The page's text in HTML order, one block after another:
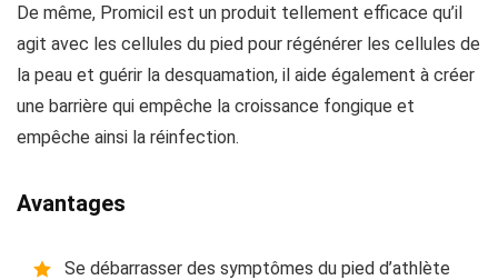
De même, Promicil est un produit tellement efficace qu’il
agit avec les cellules du pied pour régénérer les cellules de
la peau et guérir la desquamation, il aide également à créer
une barrière qui empêche la croissance fongique et
empêche ainsi la réinfection.
Avantages
Se débarrasser des symptômes du pied d’athlète